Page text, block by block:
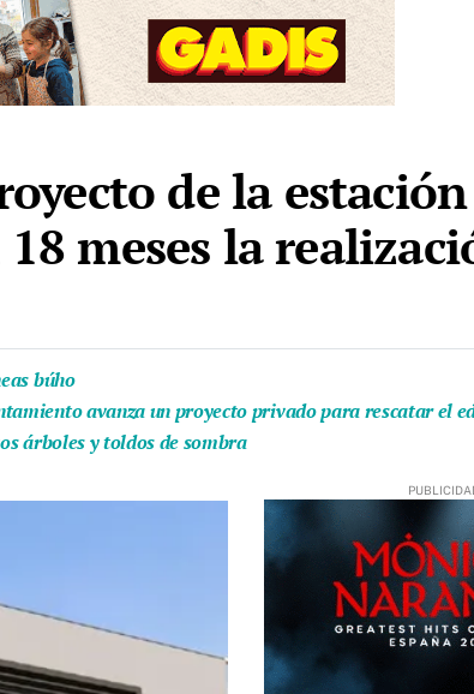
de la
meses la
búho
avanza un proyecto privado para rescatar el
árboles y toldos de sombra